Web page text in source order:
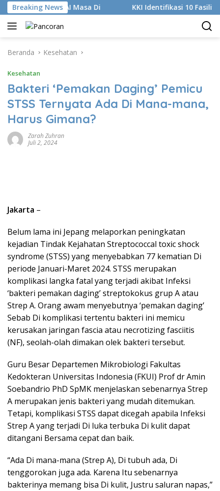
Langsung
ke
konten
Breaking News
dan AI Masa Di KKI Identifikasi 10 Fasilitas
Beranda Kesehatan
Kesehatan
Bakteri ‘Pemakan Daging’ Pemicu
STSS Ternyata Ada Di Mana-mana,
Harus Gimana?
Zarah Zuhran
Juli 2, 2024
Jakarta –
Belum lama ini Jepang melaporkan peningkatan
kejadian Tindak Kejahatan Streptococcal toxic shock
syndrome (STSS) yang menyebabkan 77 kematian Di
periode Januari-Maret 2024. STSS merupakan
komplikasi langka fatal yang terjadi akibat Infeksi
‘bakteri pemakan daging’ streptokokus grup A atau
Strep A. Orang awam menyebutnya ‘pemakan daging’
Sebab Di komplikasi tertentu bakteri ini memicu
kerusakan jaringan fascia atau necrotizing fasciitis
(NF), seolah-olah dimakan olek bakteri tersebut.
Guru Besar Departemen Mikrobiologi Fakultas
Kedokteran Universitas Indonesia (FKUI) Prof dr Amin
Soebandrio PhD SpMK menjelaskan sebenarnya Strep
A merupakan jenis bakteri yang mudah ditemukan.
Tetapi, komplikasi STSS dapat dicegah apabila Infeksi
Strep A yang terjadi Di luka terbuka Di kulit dapat
ditangani Bersama cepat dan baik.
“Ada Di mana-mana (Strep A), Di tubuh ada, Di
tenggorokan juga ada. Karena Itu sebenarnya
bakterinya memang bisa Di kulit, Justru saluran napas,”